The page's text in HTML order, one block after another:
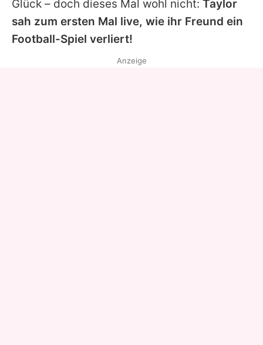
Glück – doch dieses Mal wohl nicht: Taylor
sah zum ersten Mal live, wie ihr Freund ein
Football-Spiel verliert!
Anzeige